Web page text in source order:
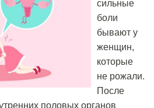
сильные
боли
бывают у
женщин,
которые
не рожали.
После
половых органов